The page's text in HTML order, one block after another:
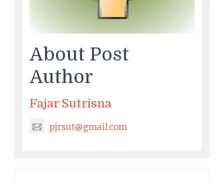
About Post
Author
Fajar Sutrisna
pjrsut@gmail.com